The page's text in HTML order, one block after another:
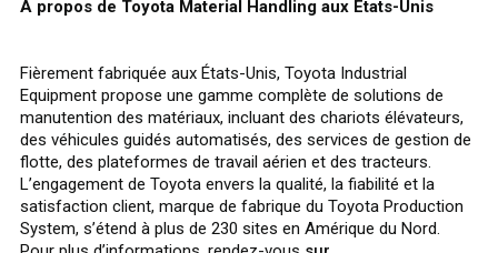
À propos de Toyota Material Handling aux États-Unis
Fièrement fabriquée aux États-Unis, Toyota Industrial
Equipment propose une gamme complète de solutions de
manutention des matériaux, incluant des chariots élévateurs,
des véhicules guidés automatisés, des services de gestion de
flotte, des plateformes de travail aérien et des tracteurs.
L’engagement de Toyota envers la qualité, la fiabilité et la
satisfaction client, marque de fabrique du Toyota Production
System, s’étend à plus de 230 sites en Amérique du Nord.